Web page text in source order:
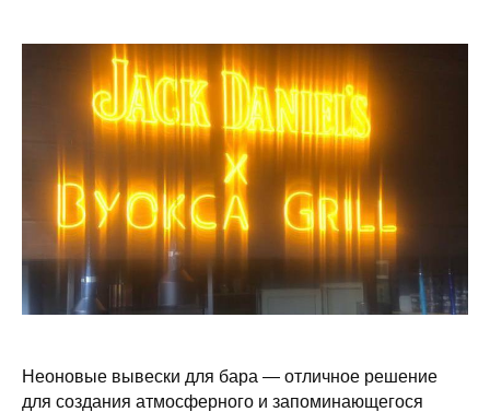
Неоновые вывески для бара — отличное решение
для создания атмосферного и запоминающегося